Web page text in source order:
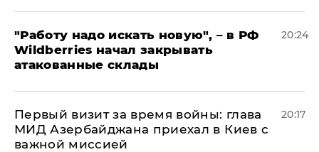
"Работу надо искать новую", – в РФ
Wildberries начал закрывать
атакованные склады
20:24
Первый визит за время войны: глава
МИД Азербайджана приехал в Киев с
важной миссией
20:17